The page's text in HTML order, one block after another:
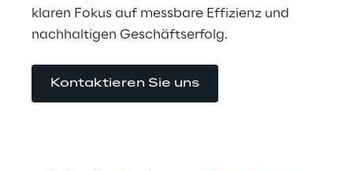
klaren Fokus auf messbare Effizienz und
nachhaltigen Geschäftserfolg.
Kontaktieren Sie uns